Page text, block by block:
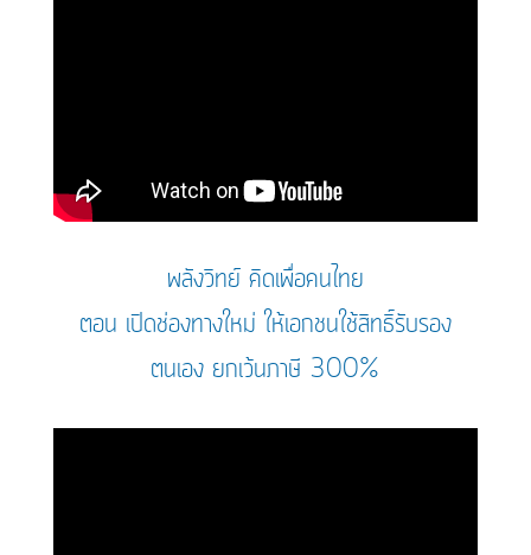
พลังวิทย์ คิดเพื่อคนไทย
ตอน เปิดช่องทางใหม่ ให้เอกชนใช้สิทธิ์รับรอง
ตนเอง ยกเว้นภาษี 300%